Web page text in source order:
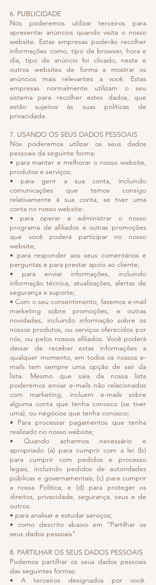
6. PUBLICIDADE
Nós poderemos utilizar terceiros para
apresentar anúncios quando visita o nosso
website. Estas empresas poderão recolher
informações como, tipo de browser, hora e
dia, tipo de anúncio foi clicado, neste e
outros websites de forma a mostrar os
anúncios mais relevantes a você. Estas
empresas normalmente utilizam o seu
sistema para recolher estes dados, que
estão sujeitos às suas políticas de
privacidade.
7. USANDO OS SEUS DADOS PESSOAIS
Nós poderemos utilizar os seus dados
pessoais da seguinte forma:
• para manter e melhorar o nosso website,
produtos e serviços;
• para gerir a sua conta, incluindo
comunicações que temos consigo
relativamente à sua conta, se tiver uma
conta no nosso website:
• para operar e administrar o nosso
programa de afiliados e outras promoções
que você poderá participar no nosso
website;
• para responder aos seus comentários e
perguntas e para prestar apoio ao cliente;
• para enviar informações, incluindo
informação técnica, atualizações, alertas de
segurança e suporte;
• Com o seu consentimento, fazemos e-mail
marketing sobre promoções, e outras
novidades, incluindo informação sobre os
nossos produtos, ou serviços oferecidos por
nós, ou pelos nossos afiliados. Você poderá
deixar de receber estas informações a
qualquer momento, em todos os nossos e-
mails tem sempre uma opção de sair da
lista. Mesmo que saia da nossa lista
poderemos enviar e-mails não relacionados
com marketing, incluem e-mails sobre
alguma conta que tenha conosco (se tiver
uma), ou negócios que tenha conosco;
• Para processar pagamentos que tenha
realizado no nosso website;
• Quando acharmos necessário e
apropriado (a) para cumprir com a lei (b)
para cumprir com pedidos e processo
legais, incluindo pedidos de autoridades
públicas e governamentais; (c) para cumprir
a nossa Política; e (d) para proteger os
direitos, privacidade, segurança, seus e de
outros.
• para analisar e estudar serviços;
• como descrito abaixo em “Partilhar os
seus dados pessoais”.
8. PARTILHAR OS SEUS DADOS PESSOAIS
Podemos partilhar os seus dados pessoais
das seguintes formas:
• A terceiros designados por você.